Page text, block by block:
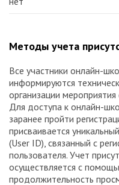
Методы учета
Все участники онлайн-
информируются
организации
Для доступа к онлайн-
заранее пройти
присваивается
(User ID), связанный с
пользователя. Учет
осуществляется с
продолжительность